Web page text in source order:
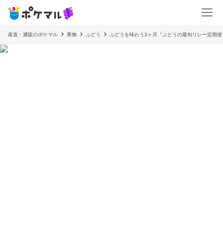
産直・通販のポケマル 果物 ぶどう ぶどうを味わう3ヶ月『ぶどうの最旬リレー定期便